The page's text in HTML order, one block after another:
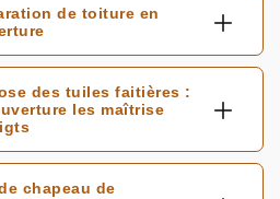
de toiture en
des tuiles faitières :
les maîtrise
chapeau de